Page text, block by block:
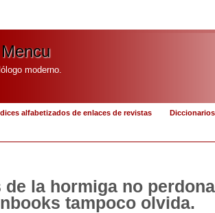
moderno.
alfabetizados de enlaces de revistas
de la hormiga no
tampoco olvida.